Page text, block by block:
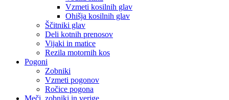
Vzmeti kosilnih glav
Ohišja kosilnih glav
Ščitniki glav
Deli kotnih prenosov
Vijaki in matice
Rezila motornih kos
Pogoni
Zobniki
Vzmeti pogonov
Ročice pogona